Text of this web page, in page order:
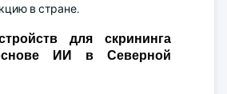
в стране.
для скрининга
ИИ в Северной